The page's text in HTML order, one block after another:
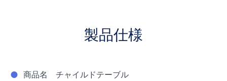
製品仕様
商品名 チャイルドテーブル